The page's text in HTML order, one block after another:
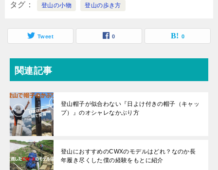
タグ 登山の小物 登山の歩き方
Tweet 0 0
関連記事
登山帽子が似合わない『日よけ付きの帽子（キャッ
プ）』のオシャレなかぶり方
登山におすすめのCWXのモデルはどれ？なのか長
年履き尽くした僕の経験をもとに紹介